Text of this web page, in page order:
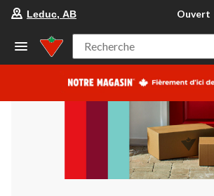
votre
préféré
Leduc,
AB,
courament
Fermeture
à
22:00
cliquer
pour
changer
Leduc, AB Ouvert
Recherche